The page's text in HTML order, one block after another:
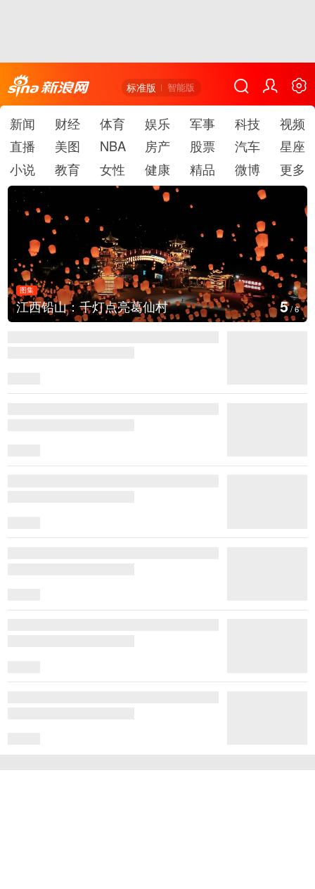
标准版 智能版
新闻 财经 体育 娱乐 军事 科技
视频
直播
美图 NBA 房产 股票 汽车
星座
小说
教育 女性 健康 精品 微博 更多
图集
江西铅山：千灯点亮葛仙村 6/6